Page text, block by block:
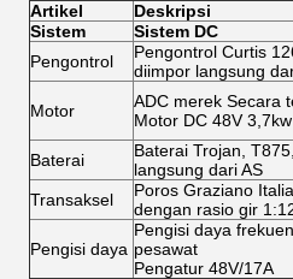
Artikel
Deskripsi
Sistem
Sistem DC
Pengontrol
Pengontrol Curtis
diimpor langsung
Motor
ADC merek Secara
Motor DC 48V 3,7kw
Baterai
Baterai Trojan,
langsung dari AS
Transaksel
Poros Graziano Italia
dengan rasio gir
Pengisi daya
Pengisi daya
pesawat
Pengatur 48V/17A